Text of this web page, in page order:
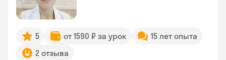
5 от 1590 ₽ за урок
15 лет опыта
2 отзыва